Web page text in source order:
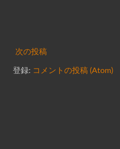
次の投稿
登録: コメントの投稿 (Atom)